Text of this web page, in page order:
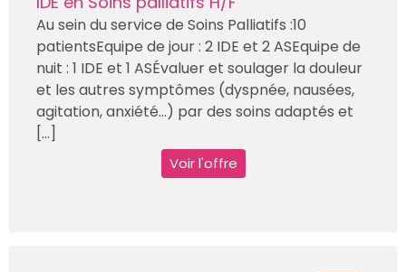
Au sein du service de Soins Palliatifs :10
patientsEquipe de jour : 2 IDE et 2 ASEquipe de
nuit : 1 IDE et 1 ASÉvaluer et soulager la douleur
et les autres symptômes (dyspnée, nausées,
agitation, anxiété…) par des soins adaptés et
[...]
Voir l'offre